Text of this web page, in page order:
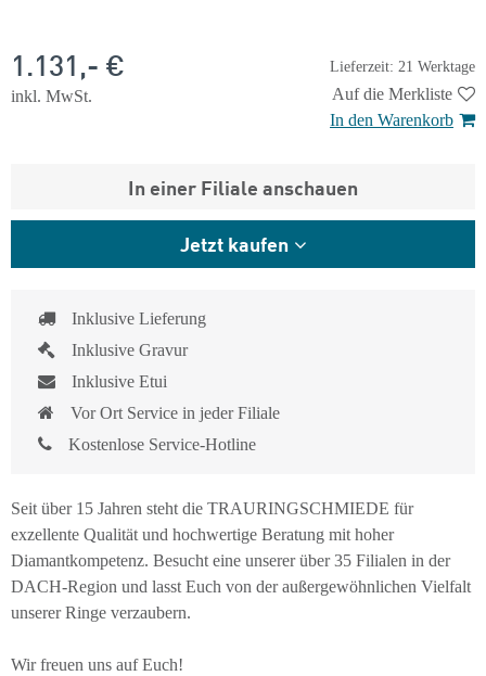
Lieferzeit: 21 Werktage
1.131,- €
inkl. MwSt.
Auf die Merkliste
In den Warenkorb
In einer Filiale anschauen
Jetzt kaufen
Inklusive Lieferung
Inklusive Gravur
Inklusive Etui
Vor Ort Service in jeder Filiale
Kostenlose Service-Hotline
Seit über 15 Jahren steht die TRAURINGSCHMIEDE für
exzellente Qualität und hochwertige Beratung mit hoher
Diamantkompetenz. Besucht eine unserer über 35 Filialen in der
DACH-Region und lasst Euch von der außergewöhnlichen Vielfalt
unserer Ringe verzaubern.
Wir freuen uns auf Euch!